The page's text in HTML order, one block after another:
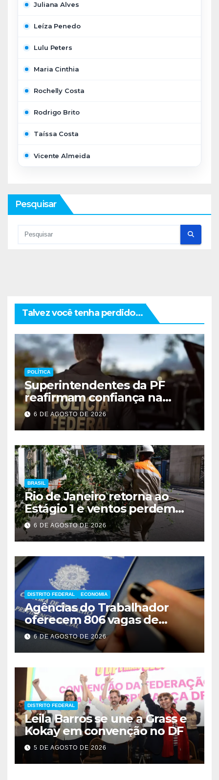
Juliana Alves
Leíza Penedo
Lulu Peters
Maria Cinthia
Rochelly Costa
Rodrigo Brito
Taíssa Costa
Vicente Almeida
Pesquisar
Talvez você tenha perdido...
POLÍTICA
Superintendentes da PF
reafirmam confiança na
direção geral
6 DE AGOSTO DE 2026
BRASIL
Rio de Janeiro retorna ao
Estágio 1 e ventos perdem
intensidade
6 DE AGOSTO DE 2026
DISTRITO FEDERAL ECONOMIA
Agências do Trabalhador
oferecem 806 vagas de
emprego em Brasília
6 DE AGOSTO DE 2026
DISTRITO FEDERAL
Leila Barros se une a Grass e
Kokay em convenção no DF
5 DE AGOSTO DE 2026